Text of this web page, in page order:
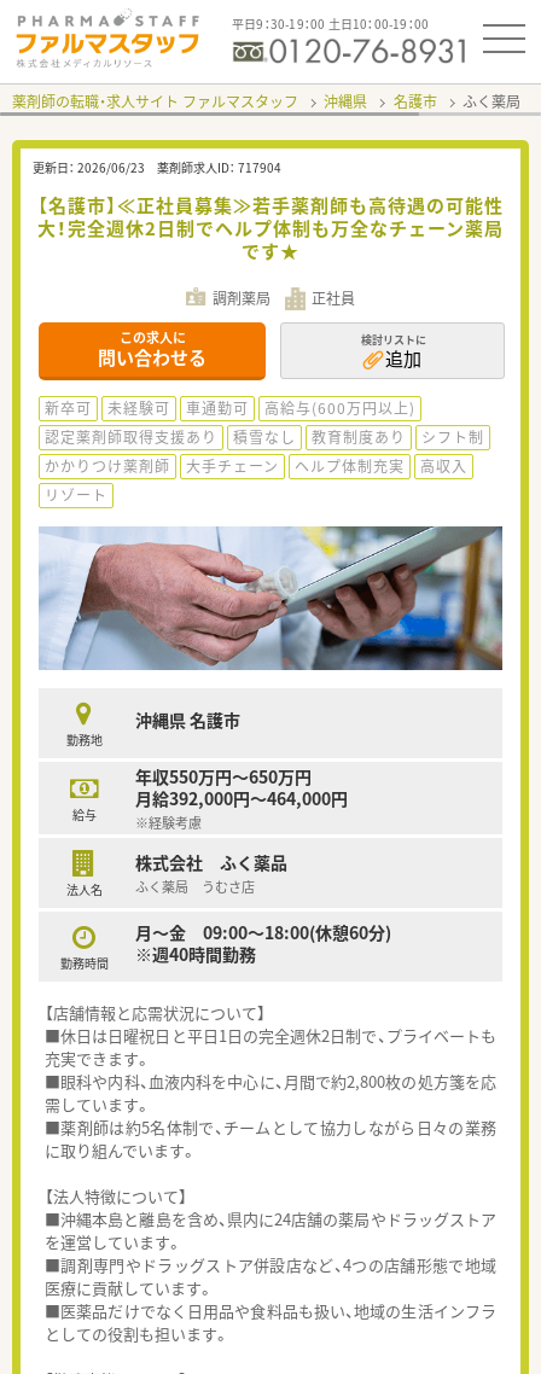
平日9：30-19：00 土日10：00-19：00
薬剤師の転職・求人サイト ファルマスタッフ 沖縄県 名護市 ふく薬局
更新日： 2026/06/23 薬剤師求人ID： 717904
【名護市】≪正社員募集≫若手薬剤師も高待遇の可能性
大！完全週休2日制でヘルプ体制も万全なチェーン薬局
です★
調剤薬局 正社員
この求人に
問い合わせる
検討リストに
追加
新卒可 未経験可 車通勤可
高給与(600万円以上)
認定薬剤師取得支援あり
積雪なし 教育制度あり
シフト制
かかりつけ薬剤師
大手チェーン ヘルプ体制充実
高収入
リゾート
勤務地
沖縄県 名護市
給与
年収550万円～650万円
月給392,000円～464,000円
※経験考慮
法人名
株式会社 ふく薬品
ふく薬局 うむさ店
勤務時間
月～金 09:00～18:00(休憩60分)
※週40時間勤務
【店舗情報と応需状況について】
■休日は日曜祝日と平日1日の完全週休2日制で、プライベートも
充実できます。
■眼科や内科、血液内科を中心に、月間で約2,800枚の処方箋を応
需しています。
■薬剤師は約5名体制で、チームとして協力しながら日々の業務
に取り組んでいます。
【法人特徴について】
■沖縄本島と離島を含め、県内に24店舗の薬局やドラッグストア
を運営しています。
■調剤専門やドラッグストア併設店など、4つの店舗形態で地域
医療に貢献しています。
■医薬品だけでなく日用品や食料品も扱い、地域の生活インフラ
としての役割も担います。